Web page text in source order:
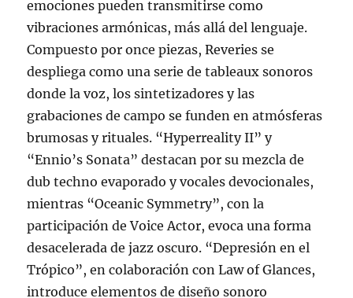
emociones pueden transmitirse como
vibraciones armónicas, más allá del lenguaje.
Compuesto por once piezas, Reveries se
despliega como una serie de tableaux sonoros
donde la voz, los sintetizadores y las
grabaciones de campo se funden en atmósferas
brumosas y rituales. “Hyperreality II” y
“Ennio’s Sonata” destacan por su mezcla de
dub techno evaporado y vocales devocionales,
mientras “Oceanic Symmetry”, con la
participación de Voice Actor, evoca una forma
desacelerada de jazz oscuro. “Depresión en el
Trópico”, en colaboración con Law of Glances,
introduce elementos de diseño sonoro